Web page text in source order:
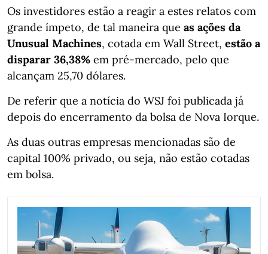
Os investidores estão a reagir a estes relatos com
grande ímpeto, de tal maneira que as ações da
Unusual Machines, cotada em Wall Street, estão a
disparar 36,38% em pré-mercado, pelo que
alcançam 25,70 dólares.
De referir que a notícia do WSJ foi publicada já
depois do encerramento da bolsa de Nova Iorque.
As duas outras empresas mencionadas são de
capital 100% privado, ou seja, não estão cotadas
em bolsa.